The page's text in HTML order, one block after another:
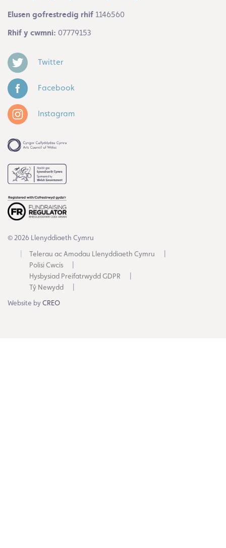
Elusen gofrestredig rhif 1146560
Rhif y cwmni: 07779153
Twitter
Facebook
Instagram
© 2026 Llenyddiaeth Cymru
Telerau ac Amodau Llenyddiaeth Cymru
Polisi Cwcis
Hysbysiad Preifatrwydd GDPR
Tŷ Newydd
Website byCREO